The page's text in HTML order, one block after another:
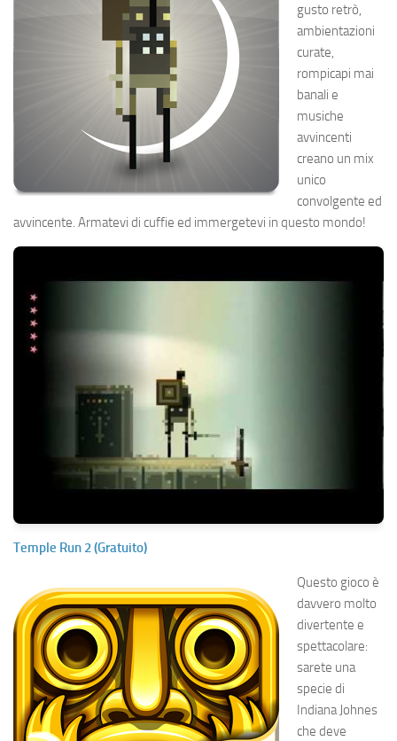
gusto retrò,
ambientazioni
curate,
rompicapi mai
banali e
musiche
avvincenti
creano un mix
unico
convolgente ed
avvincente. Armatevi di cuffie ed immergetevi in questo mondo!
Temple Run 2 (Gratuito)
Questo gioco è
davvero molto
divertente e
spettacolare:
sarete una
specie di
Indiana Johnes
che deve